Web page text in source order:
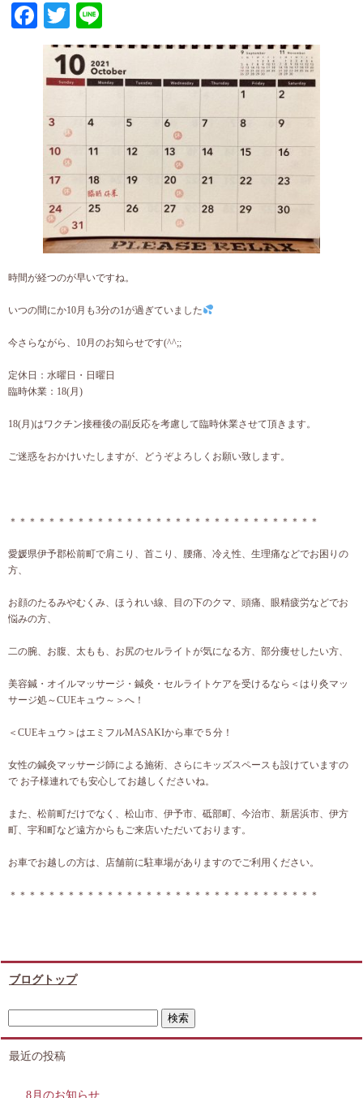
Facebook
Twitter
時間が経つのが早いですね。
いつの間にか10月も3分の1が過ぎていました
今さらながら、10月のお知らせです(^^;;
定休日：水曜日・日曜日
臨時休業：18(月)
18(月)はワクチン接種後の副反応を考慮して臨時休業させて頂きます。
ご迷惑をおかけいたしますが、どうぞよろしくお願い致します。
＊＊＊＊＊＊＊＊＊＊＊＊＊＊＊＊＊＊＊＊＊＊＊＊＊＊＊＊＊＊＊＊
愛媛県伊予郡松前町で肩こり、首こり、腰痛、冷え性、生理痛などでお困りの
方、
お顔のたるみやむくみ、ほうれい線、目の下のクマ、頭痛、眼精疲労などでお
悩みの方、
二の腕、お腹、太もも、お尻のセルライトが気になる方、部分痩せしたい方、
美容鍼・オイルマッサージ・鍼灸・セルライトケアを受けるなら＜はり灸マッ
サージ処～CUEキュウ～＞へ！
＜CUEキュウ＞はエミフルMASAKIから車で５分！
女性の鍼灸マッサージ師による施術、さらにキッズスペースも設けていますの
で お子様連れでも安心してお越しくださいね。
また、松前町だけでなく、松山市、伊予市、砥部町、今治市、新居浜市、伊方
町、宇和町など遠方からもご来店いただいております。
お車でお越しの方は、店舗前に駐車場がありますのでご利用ください。
＊＊＊＊＊＊＊＊＊＊＊＊＊＊＊＊＊＊＊＊＊＊＊＊＊＊＊＊＊＊＊＊
ブログトップ
最近の投稿
8月のお知らせ